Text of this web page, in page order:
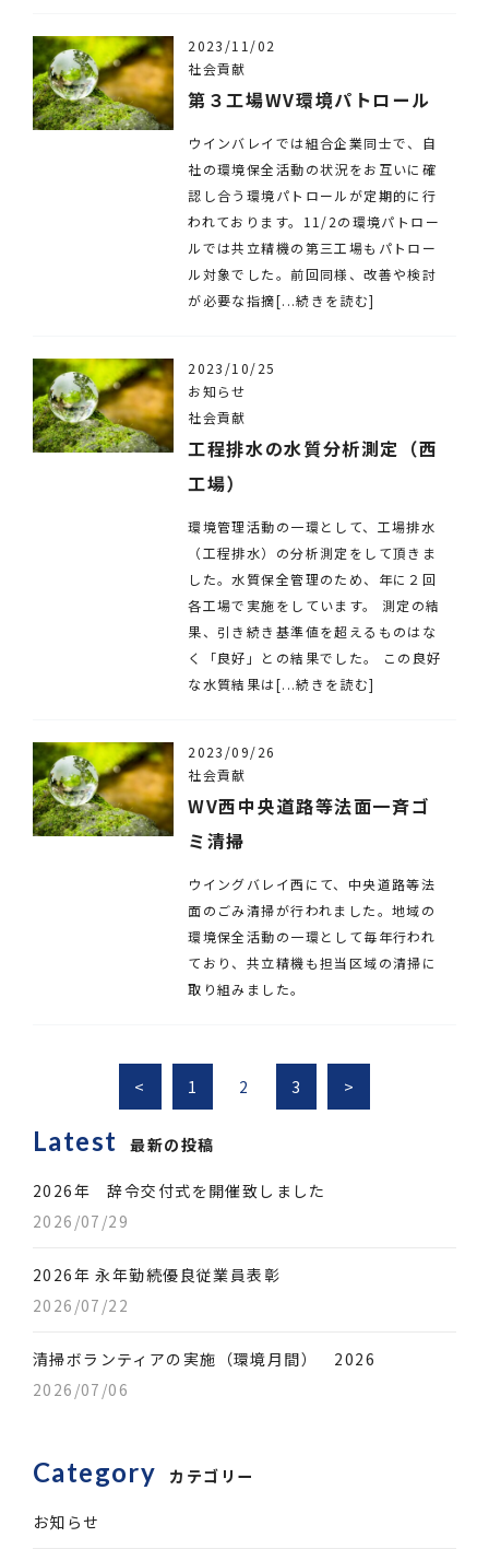
2023/11/02
社会貢献
第３工場WV環境パトロール
ウインバレイでは組合企業同士で、自
社の環境保全活動の状況をお互いに確
認し合う環境パトロールが定期的に行
われております。11/2の環境パトロー
ルでは共立精機の第三工場もパトロー
ル対象でした。前回同様、改善や検討
が必要な指摘[...続きを読む]
2023/10/25
お知らせ
社会貢献
工程排水の水質分析測定（西
工場）
環境管理活動の一環として、工場排水
（工程排水）の分析測定をして頂きま
した。水質保全管理のため、年に２回
各工場で実施をしています。 測定の結
果、引き続き基準値を超えるものはな
く「良好」との結果でした。 この良好
な水質結果は[...続きを読む]
2023/09/26
社会貢献
WV西中央道路等法面一斉ゴ
ミ清掃
ウイングバレイ西にて、中央道路等法
面のごみ清掃が行われました。地域の
環境保全活動の一環として毎年行われ
ており、共立精機も担当区域の清掃に
取り組みました。
< 1 2 3 >
Latest 最新の投稿
2026年 辞令交付式を開催致しました
2026/07/29
2026年 永年勤続優良従業員表彰
2026/07/22
清掃ボランティアの実施（環境月間） 2026
2026/07/06
Category カテゴリー
お知らせ